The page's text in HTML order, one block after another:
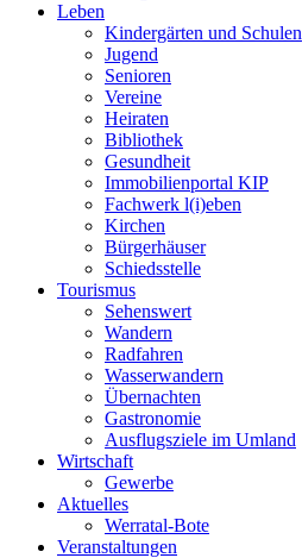
Leben
Kindergärten und Schulen
Jugend
Senioren
Vereine
Heiraten
Bibliothek
Gesundheit
Immobilienportal KIP
Fachwerk l(i)eben
Kirchen
Bürgerhäuser
Schiedsstelle
Tourismus
Sehenswert
Wandern
Radfahren
Wasserwandern
Übernachten
Gastronomie
Ausflugsziele im Umland
Wirtschaft
Gewerbe
Aktuelles
Werratal-Bote
Veranstaltungen